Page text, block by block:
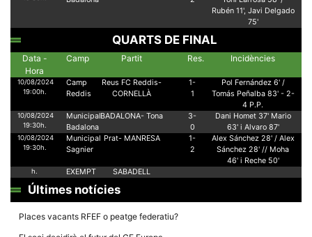
Rubén 11', Javi Delgado
75'
QUARTS DE FINAL
Data -
Hora
Camp Partit Res. Incidències
10/08/2024
19:00h.
Camp
Reddis
Reus FC Reddis-
CORNELLÀ
1-
1
Pol Fernández 6' /
Tomás Peñalba 83' - 2-
4 P.P.
10/08/2024
19:30h.
Municipal
Badalona
BADALONA- Tona
3-
0
Dani Homet 37' Mario
63' i Alvaro 87'
10/08/2024
19:30h.
Municipal
Sagnier
Prat- MANRESA
1-
2
Alex Sánchez 28' / Alex
Sánchez 28' // Moha
46' i Reche 50'
h. EXEMPT SABADELL
Últimes notícies
Places vacants RFEF o peatge federatiu?
necessàries
funcionament
tècnic de la
web.
Estadístiques
dades
estadístiques
de manera
anònima d'ús
per a millorar
la funcionalitat
estructura.